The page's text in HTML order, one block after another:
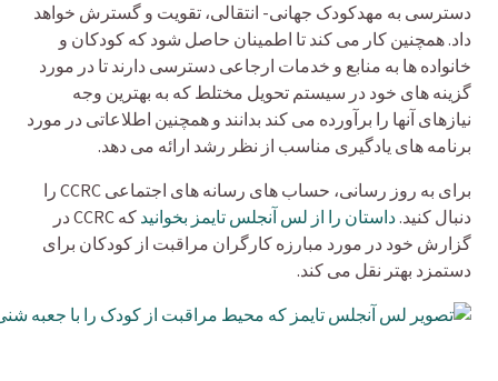
دسترسی به مهدکودک جهانی- انتقالی، تقویت و گسترش خواهد
داد. همچنین کار می کند تا اطمینان حاصل شود که کودکان و
خانواده ها به منابع و خدمات ارجاعی دسترسی دارند تا در مورد
گزینه های خود در سیستم تحویل مختلط که به بهترین وجه
نیازهای آنها را برآورده می کند بدانند و همچنین اطلاعاتی در مورد
برنامه های یادگیری مناسب از نظر رشد ارائه می دهد.
برای به روز رسانی، حساب های رسانه های اجتماعی CCRC را
دنبال کنید.داستان را از لس آنجلس تایمز بخوانید
که CCRC در
گزارش خود در مورد مبارزه کارگران مراقبت از کودکان برای
دستمزد بهتر نقل می کند.